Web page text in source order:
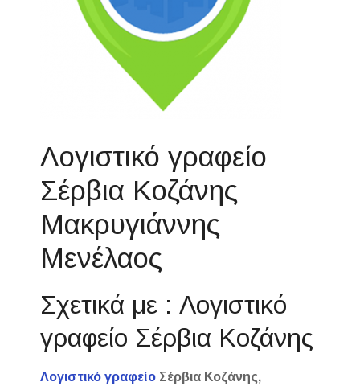
Λογιστικό γραφείο
Σέρβια Κοζάνης
Μακρυγιάννης
Μενέλαος
Σχετικά με : Λογιστικό
γραφείο Σέρβια Κοζάνης
Λογιστικό γραφείο Σέρβια Κοζάνης,